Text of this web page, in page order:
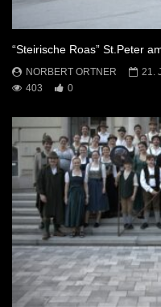
“Steirische Roas” St.Peter
NORBERT ORTNER
21.
403
0